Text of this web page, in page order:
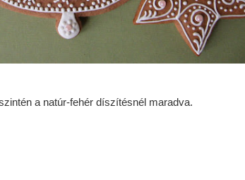
a natúr-fehér díszítésnél maradva.